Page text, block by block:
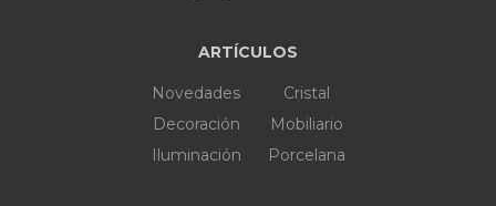
ARTÍCULOS
Novedades
Decoración
Iluminación
Cristal
Mobiliario
Porcelana